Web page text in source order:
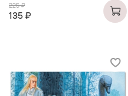
225 ₽
135 ₽